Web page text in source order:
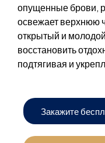
опущенные брови,
освежает верхнюю
открытый и
восстановить
подтягивая и
Закажите